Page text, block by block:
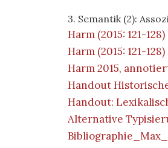
3. Semantik (2):
Harm (2015: 121-128)
Harm (2015: 121-
Harm 2015,
Handout
Handout:
Alternative